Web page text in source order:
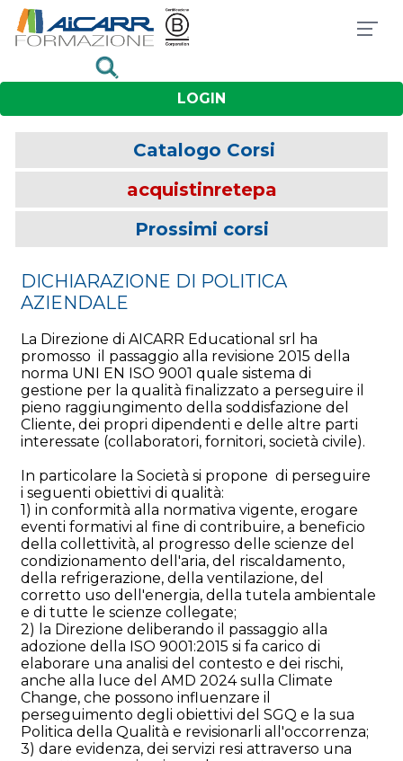
LOGIN
Catalogo Corsi
acquistinretepa
Prossimi corsi
DICHIARAZIONE DI POLITICA
AZIENDALE
La Direzione di AICARR Educational srl ha
promosso il passaggio alla revisione 2015 della
norma UNI EN ISO 9001 quale sistema di
gestione per la qualità finalizzato a perseguire il
pieno raggiungimento della soddisfazione del
Cliente, dei propri dipendenti e delle altre parti
interessate (collaboratori, fornitori, società civile).
In particolare la Società si propone di perseguire
i seguenti obiettivi di qualità:
1) in conformità alla normativa vigente, erogare
eventi formativi al fine di contribuire, a beneficio
della collettività, al progresso delle scienze del
condizionamento dell'aria, del riscaldamento,
della refrigerazione, della ventilazione, del
corretto uso dell'energia, della tutela ambientale
e di tutte le scienze collegate;
2) la Direzione deliberando il passaggio alla
adozione della ISO 9001:2015 si fa carico di
elaborare una analisi del contesto e dei rischi,
anche alla luce del AMD 2024 sulla Climate
Change, che possono influenzare il
perseguimento degli obiettivi del SGQ e la sua
Politica della Qualità e revisionarli all'occorrenza;
3) dare evidenza, dei servizi resi attraverso una